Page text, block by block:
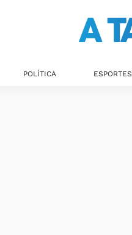
POLÍTICA ESPORTES